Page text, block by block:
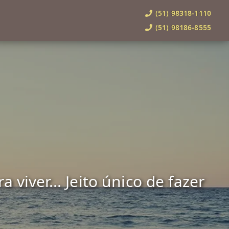
(51) 98318-1110
(51) 98186-8555
viver... Jeito único de fazer